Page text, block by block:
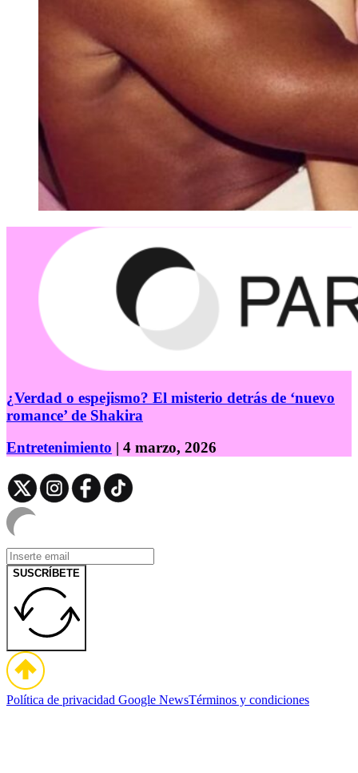
¿Verdad o espejismo? El misterio detrás de ‘nuevo
romance’ de Shakira
Entretenimiento | 4 marzo, 2026
SUSCRÍBETE
Política de privacidad Google NewsTérminos y condiciones